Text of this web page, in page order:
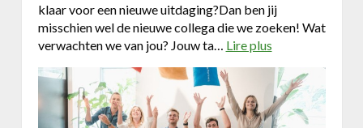
klaar voor een nieuwe uitdaging?Dan ben jij
misschien wel de nieuwe collega die we zoeken! Wat
verwachten we van jou? Jouw ta… Lire plus
o
u
t